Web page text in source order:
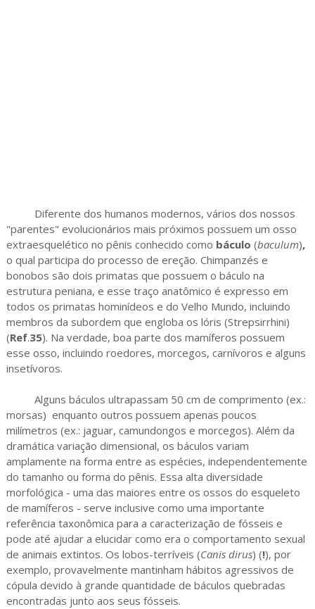
Diferente dos humanos modernos, vários dos nossos
"parentes" evolucionários mais próximos possuem um osso
extraesquelético no pênis conhecido como báculo (baculum),
o qual participa do processo de ereção. Chimpanzés e
bonobos são dois primatas que possuem o báculo na
estrutura peniana, e esse traço anatômico é expresso em
todos os primatas hominídeos e do Velho Mundo, incluindo
membros da subordem que engloba os lóris (Strepsirrhini)
(Ref.35). Na verdade, boa parte dos mamíferos possuem
esse osso, incluindo roedores, morcegos, carnívoros e alguns
insetívoros.
Alguns báculos ultrapassam 50 cm de comprimento (ex.:
morsas) enquanto outros possuem apenas poucos
milímetros (ex.: jaguar, camundongos e morcegos). Além da
dramática variação dimensional, os báculos variam
amplamente na forma entre as espécies, independentemente
do tamanho ou forma do pênis. Essa alta diversidade
morfológica - uma das maiores entre os ossos do esqueleto
de mamíferos - serve inclusive como uma importante
referência taxonômica para a caracterização de fósseis e
pode até ajudar a elucidar como era o comportamento sexual
de animais extintos. Os lobos-terríveis (Canis dirus) (!), por
exemplo, provavelmente mantinham hábitos agressivos de
cópula devido à grande quantidade de báculos quebradas
encontradas junto aos seus fósseis.